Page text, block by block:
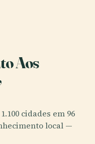
Aos
cidades em 96
local —